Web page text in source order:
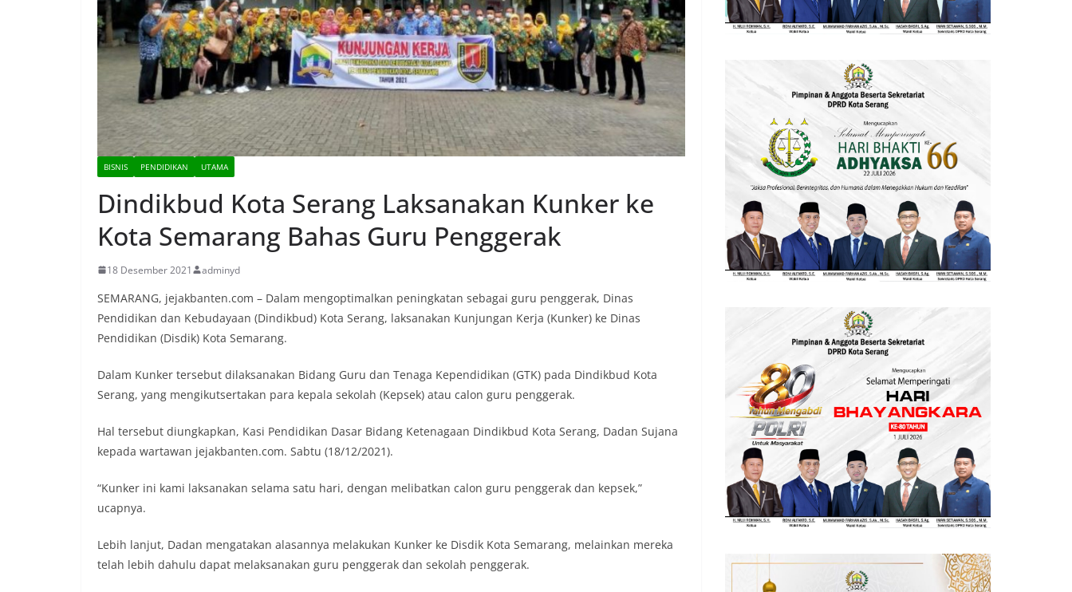
BISNIS PENDIDIKAN UTAMA
Dindikbud Kota Serang Laksanakan Kunker ke
Kota Semarang Bahas Guru Penggerak
18 Desember 2021 adminyd
SEMARANG, jejakbanten.com – Dalam mengoptimalkan peningkatan sebagai guru penggerak, Dinas
Pendidikan dan Kebudayaan (Dindikbud) Kota Serang, laksanakan Kunjungan Kerja (Kunker) ke Dinas
Pendidikan (Disdik) Kota Semarang.
Dalam Kunker tersebut dilaksanakan Bidang Guru dan Tenaga Kependidikan (GTK) pada Dindikbud Kota
Serang, yang mengikutsertakan para kepala sekolah (Kepsek) atau calon guru penggerak.
Hal tersebut diungkapkan, Kasi Pendidikan Dasar Bidang Ketenagaan Dindikbud Kota Serang, Dadan Sujana
kepada wartawan jejakbanten.com. Sabtu (18/12/2021).
“Kunker ini kami laksanakan selama satu hari, dengan melibatkan calon guru penggerak dan kepsek,”
ucapnya.
Lebih lanjut, Dadan mengatakan alasannya melakukan Kunker ke Disdik Kota Semarang, melainkan mereka
telah lebih dahulu dapat melaksanakan guru penggerak dan sekolah penggerak.